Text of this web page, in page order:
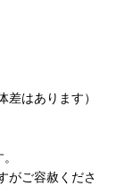
はあります）
がご容赦くださ